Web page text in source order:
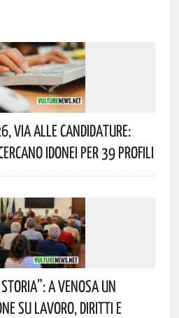
Via Alle Candidature:
Idonei Per 39 Profili
A Venosa Un
Su Lavoro, Diritti E